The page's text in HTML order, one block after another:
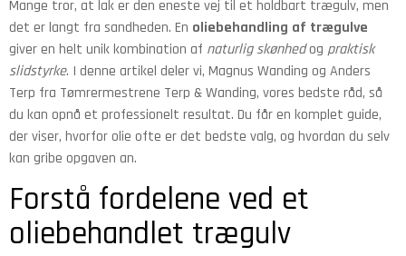
Mange tror, at lak er den eneste vej til et holdbart trægulv, men
det er langt fra sandheden. En oliebehandling af trægulve
giver en helt unik kombination af naturlig skønhedog praktisk
slidstyrke. I denne artikel deler vi, Magnus Wanding og Anders
Terp fra Tømrermestrene Terp & Wanding, vores bedste råd, så
du kan opnå et professionelt resultat. Du får en komplet guide,
der viser, hvorfor olie ofte er det bedste valg, og hvordan du selv
kan gribe opgaven an.
Forstå fordelene ved et
oliebehandlet trægulv